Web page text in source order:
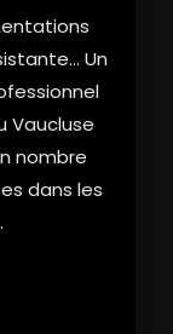
Un
Vaucluse
nombre
dans les